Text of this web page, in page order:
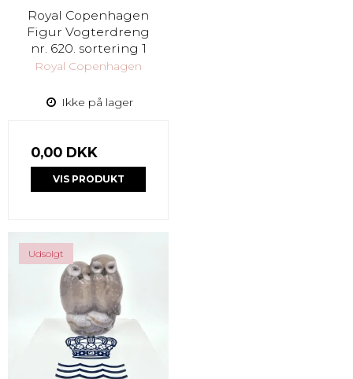
Royal Copenhagen
Figur Vogterdreng
nr. 620. sortering 1
Royal Copenhagen
Ikke på lager
0,00 DKK
VIS PRODUKT
Udsolgt